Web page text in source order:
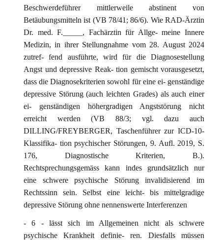
Beschwerdeführer mittlerweile abstinent von
Betäubungsmitteln ist (VB 78/41; 86/6). Wie RAD-Ärztin
Dr. med. F._____, Fachärztin für Allge- meine Innere
Medizin, in ihrer Stellungnahme vom 28. August 2024
zutref- fend ausführte, wird für die Diagnosestellung
Angst und depressive Reak- tion gemischt vorausgesetzt,
dass die Diagnosekriterien sowohl für eine ei- genständige
depressive Störung (auch leichten Grades) als auch einer
ei- genständigen höhergradigen Angststörung nicht
erreicht werden (VB 88/3; vgl. dazu auch
DILLING/FREYBERGER, Taschenführer zur ICD-10-
Klassifika- tion psychischer Störungen, 9. Aufl. 2019, S.
176, Diagnostische Kriterien, B.).
Rechtsprechungsgemäss kann indes grundsätzlich nur
eine schwere psychische Störung invalidisierend im
Rechtssinn sein. Selbst eine leicht- bis mittelgradige
depressive Störung ohne nennenswerte Interferenzen
- 6 - lässt sich im Allgemeinen nicht als schwere
psychische Krankheit definie- ren. Diesfalls müssen